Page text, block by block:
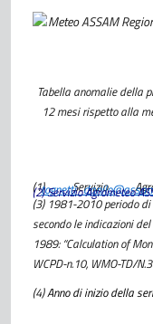
Tabella anomalie della
12 mesi rispetto alla
(1) Servizio
(2) Servizio Agrometeo
(3) 1981-2010 periodo di
secondo le indicazioni
1989: “Calculation of
WCPD-n.10, WMO-TD/
(4)Anno di inizio della